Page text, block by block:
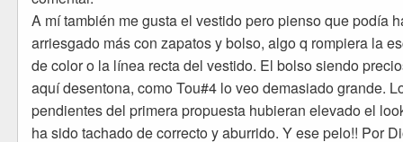
A mí también me gusta el vestido pero pienso que podía
arriesgado más con zapatos y bolso, algo q rompiera la
de color o la línea recta del vestido. El bolso siendo
aquí desentona, como Tou#4 lo veo demasiado grande.
pendientes del primera propuesta hubieran elevado el
ha sido tachado de correcto y aburrido. Y ese pelo!! Por